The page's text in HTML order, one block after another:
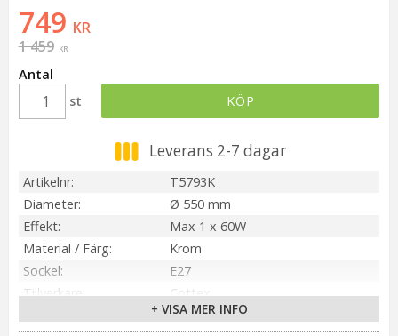
Nedsatt pris:
749 KR
Ordinarie pris:
1 459 KR
Antal
st
KÖP
Leverans 2-7 dagar
Artikelnr
T5793K
Diameter
Ø 550 mm
Effekt
Max 1 x 60W
Material / Färg
Krom
Sockel
E27
Tillverkare
Cottex
+ VISA MER INFO